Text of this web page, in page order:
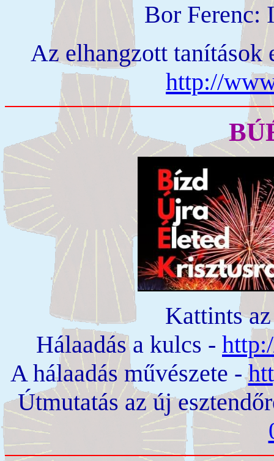
Bor Ferenc:
Az elhangzott tanítások
http://
Kattints
Hálaadás a kulcs -
A hálaadás művészete -
Útmutatás az új